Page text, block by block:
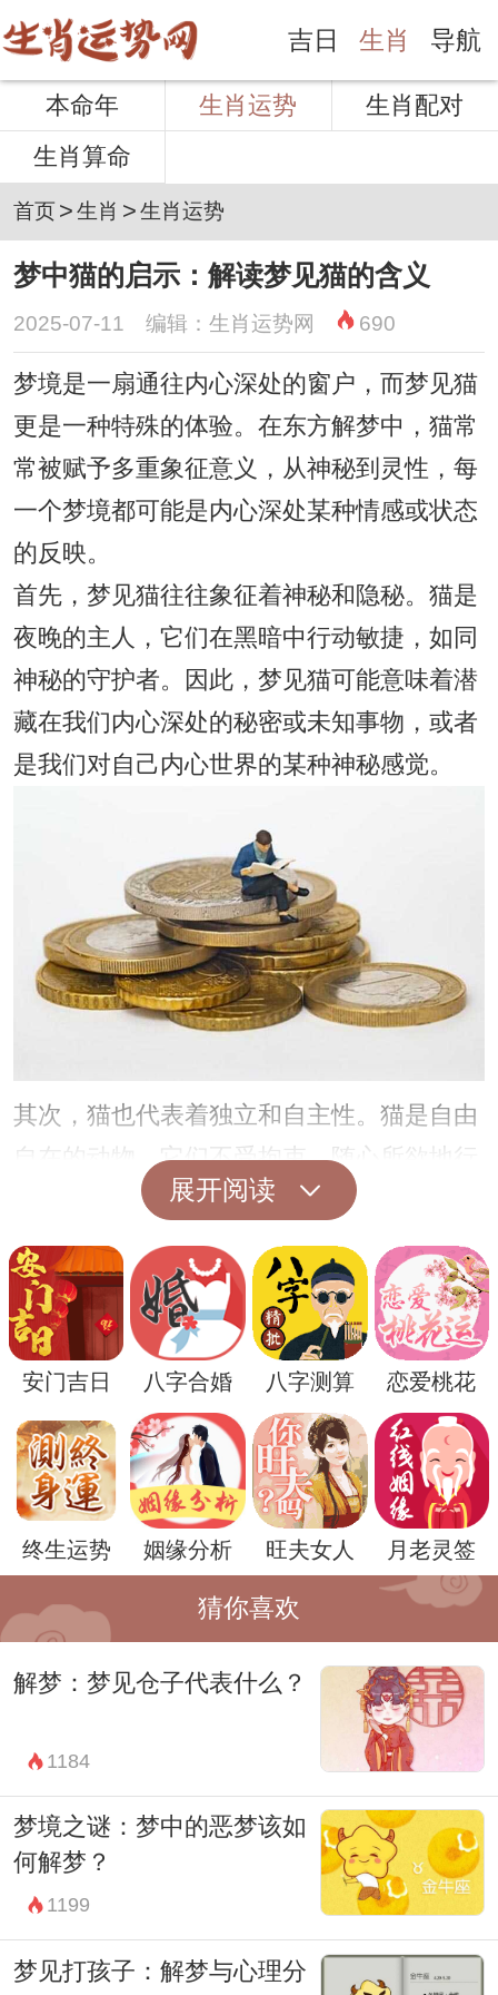
吉日 生肖 导航
本命年 生肖运势
生肖配对
生肖算命
首页>生肖 >生肖运势
梦中猫的启示：解读梦见猫的含义
2025-07-11 编辑：生肖运势网 690
梦境是一扇通往内心深处的窗户，而梦见猫
更是一种特殊的体验。在东方解梦中，猫常
常被赋予多重象征意义，从神秘到灵性，每
一个梦境都可能是内心深处某种情感或状态
的反映。
首先，梦见猫往往象征着神秘和隐秘。猫是
夜晚的主人，它们在黑暗中行动敏捷，如同
神秘的守护者。因此，梦见猫可能意味着潜
藏在我们内心深处的秘密或未知事物，或者
是我们对自己内心世界的某种神秘感觉。
其次，猫也代表着独立和自主性。猫是自由
自在的动物，它们不受拘束，随心所欲地行
动。因此，梦见猫可能是对我们内心渴望自
由和独立的一种表达，或者是提醒我们要学
会独立思考，坚持自己的选择。
此外，猫还象征着灵性和直觉。在许多文化
中，猫被认为是灵性的使者，它们有着敏锐
的直觉和第六感。因此，梦见猫可能是在提
醒我们要倾听内心的声音，相信直觉，寻找
内心的平静与安宁。
然而，每个人的梦境都是独特的，对梦见猫
的解读也会因人而异。有时候，梦见猫可能
只是对我们日常生活中的一种投射，反映出
我们与猫的亲密关系或者是对猫的喜爱。
总之，梦见猫是一种神秘而富有启示性的体
验。通过解读这些梦境，我们可以更深入地
了解自己内心的情感和思想，并从中获得对
生活的启示和指引。
展开阅读
安门吉日 八字合婚 八字测算 恋爱桃花
终生运势 姻缘分析 旺夫女人 月老灵签
猜你喜欢
解梦：梦见仓子代表什么？
1184
梦境之谜：梦中的恶梦该如
何解梦？
1199
梦见打孩子：解梦与心理分